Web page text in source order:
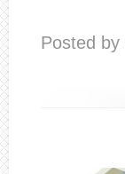
Posted by